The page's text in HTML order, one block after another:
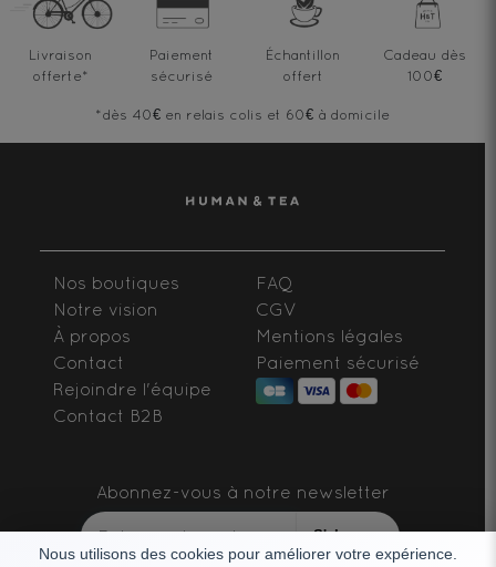
Nous utilisons des cookies pour améliorer votre expérience.
Livraison
offerte*
Paiement
sécurisé
Échantillon
offert
Cadeau dès
100€
*dès 40€ en relais colis et 60€ à domicile
Nos boutiques
Notre vision
À propos
Contact
Rejoindre l'équipe
Contact B2B
FAQ
CGV
Mentions légales
Paiement sécurisé
Abonnez-vous à notre newsletter
S'abonner